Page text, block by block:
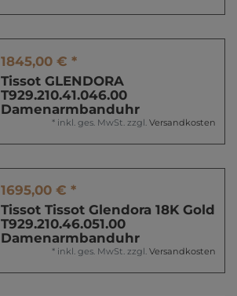
1845,00 € *
Tissot GLENDORA
T929.210.41.046.00
Damenarmbanduhr
* inkl. ges. MwSt. zzgl. Versandkosten
1695,00 € *
Tissot Tissot Glendora 18K Gold
T929.210.46.051.00
Damenarmbanduhr
* inkl. ges. MwSt. zzgl. Versandkosten